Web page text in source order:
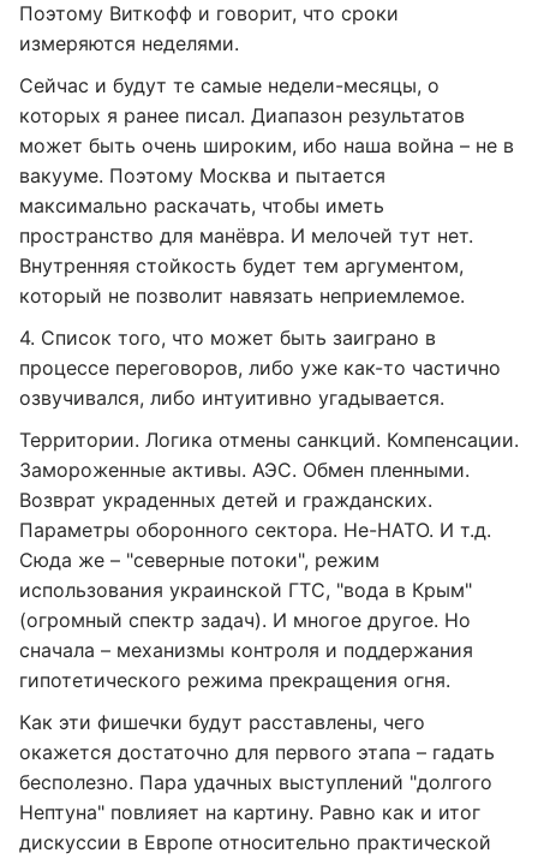
Поэтому Виткофф и говорит, что сроки
измеряются неделями.
Сейчас и будут те самые недели-месяцы, о
которых я ранее писал. Диапазон результатов
может быть очень широким, ибо наша война – не в
вакууме. Поэтому Москва и пытается
максимально раскачать, чтобы иметь
пространство для манёвра. И мелочей тут нет.
Внутренняя стойкость будет тем аргументом,
который не позволит навязать неприемлемое.
4. Список того, что может быть заиграно в
процессе переговоров, либо уже как-то частично
озвучивался, либо интуитивно угадывается.
Территории. Логика отмены санкций. Компенсации.
Замороженные активы. АЭС. Обмен пленными.
Возврат украденных детей и гражданских.
Параметры оборонного сектора. Не-НАТО. И т.д.
Сюда же – "северные потоки", режим
использования украинской ГТС, "вода в Крым"
(огромный спектр задач). И многое другое. Но
сначала – механизмы контроля и поддержания
гипотетического режима прекращения огня.
Как эти фишечки будут расставлены, чего
окажется достаточно для первого этапа – гадать
бесполезно. Пара удачных выступлений "долгого
Нептуна" повлияет на картину. Равно как и итог
дискуссии в Европе относительно практической